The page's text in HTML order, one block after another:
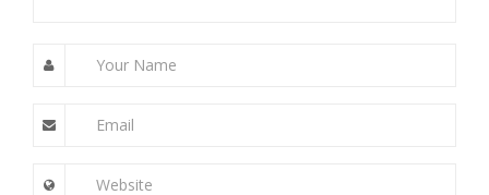
Your Name
Email
Website